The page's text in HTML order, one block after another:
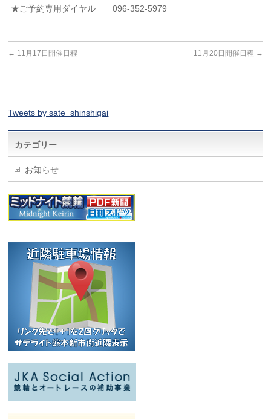
★ご予約専用ダイヤル 096-352-5979
← 11月17日開催日程 11月20日開催日程 →
Tweets by sate_shinshigai
カテゴリー
お知らせ